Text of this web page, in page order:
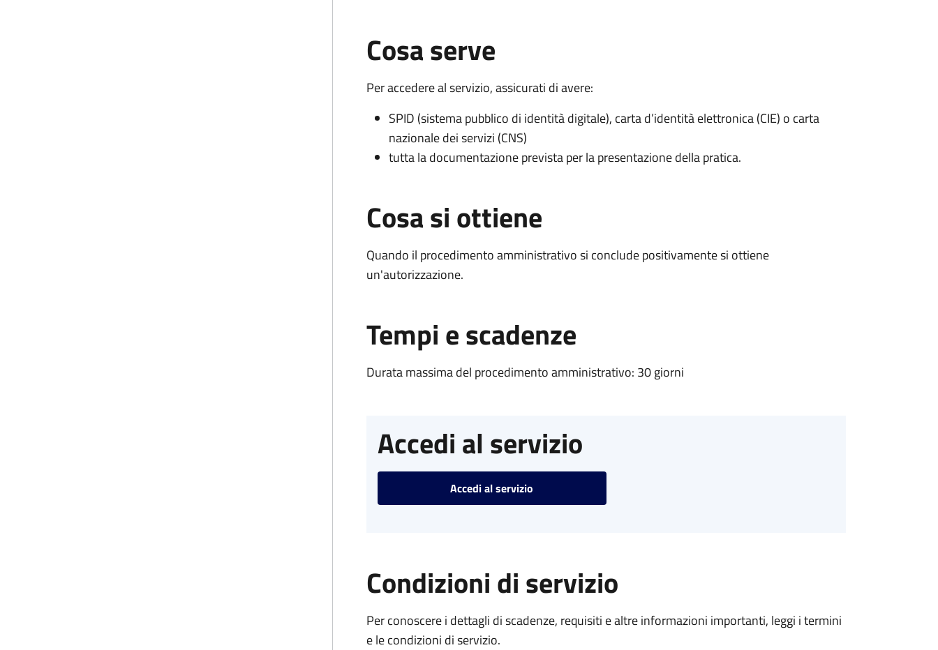
Cosa serve
Per accedere al servizio, assicurati di avere:
SPID (sistema pubblico di identità digitale), carta d’identità elettronica (CIE) o carta
nazionale dei servizi (CNS)
tutta la documentazione prevista per la presentazione della pratica.
Cosa si ottiene
Quando il procedimento amministrativo si conclude positivamente si ottiene
un'autorizzazione.
Tempi e scadenze
Durata massima del procedimento amministrativo: 30 giorni
Accedi al servizio
Accedi al servizio
Condizioni di servizio
Per conoscere i dettagli di scadenze, requisiti e altre informazioni importanti, leggi i termini
e le condizioni di servizio.